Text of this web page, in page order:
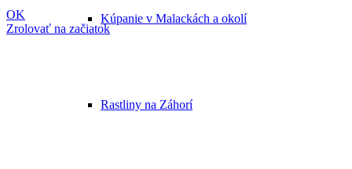
Kúpanie v Malackách a okolí
Rastliny na Záhorí
OK
Zrolovať na začiatok